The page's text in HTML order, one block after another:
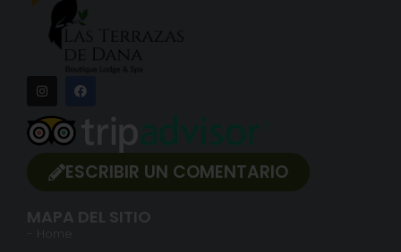
ESCRIBIR UN COMENTARIO
MAPA DEL SITIO
- Home